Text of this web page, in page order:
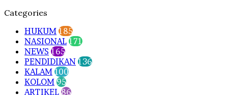
Categories
HUKUM 185
NASIONAL 171
NEWS 165
PENDIDIKAN 136
KALAM 100
KOLOM 95
ARTIKEL 86